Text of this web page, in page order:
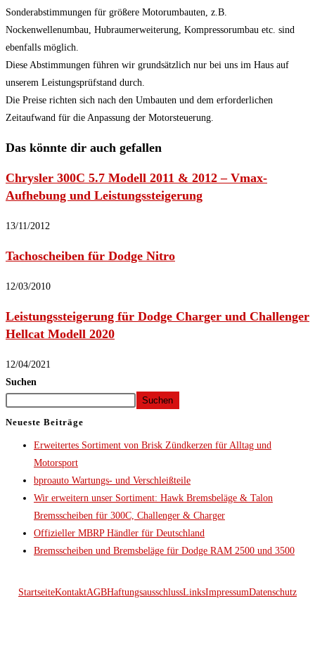
Sonderabstimmungen für größere Motorumbauten, z.B.
Nockenwellenumbau, Hubraumerweiterung, Kompressorumbau etc. sind
ebenfalls möglich.
Diese Abstimmungen führen wir grundsätzlich nur bei uns im Haus auf
unserem Leistungsprüfstand durch.
Die Preise richten sich nach den Umbauten und dem erforderlichen
Zeitaufwand für die Anpassung der Motorsteuerung.
Das könnte dir auch gefallen
Chrysler 300C 5.7 Modell 2011 & 2012 – Vmax-
Aufhebung und Leistungssteigerung
13/11/2012
Tachoscheiben für Dodge Nitro
12/03/2010
Leistungssteigerung für Dodge Charger und Challenger
Hellcat Modell 2020
12/04/2021
Suchen
Suchen
Neueste Beiträge
Erweitertes Sortiment von Brisk Zündkerzen für Alltag und
Motorsport
bproauto Wartungs- und Verschleißteile
Wir erweitern unser Sortiment: Hawk Bremsbeläge & Talon
Bremsscheiben für 300C, Challenger & Charger
Offizieller MBRP Händler für Deutschland
Bremsscheiben und Bremsbeläge für Dodge RAM 2500 und 3500
StartseiteKontaktAGBHaftungsausschlussLinksImpressumDatenschutz